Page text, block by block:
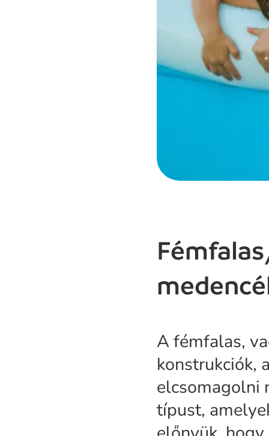
A fémfalas,
konstrukciók,
elcsomagolni
típust,